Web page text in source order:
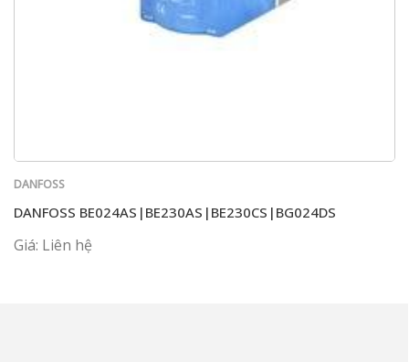
DANFOSS
DANFOSS BE024AS|BE230AS|BE230CS|BG024DS
Giá: Liên hệ